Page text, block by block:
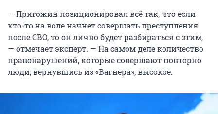
— Пригожин позиционировал всё так, что если
кто-то на воле начнет совершать преступления
после СВО, то он лично будет разбираться с этим,
— отмечает эксперт. — На самом деле количество
правонарушений, которые совершают повторно
люди, вернувшись из «Вагнера», высокое.